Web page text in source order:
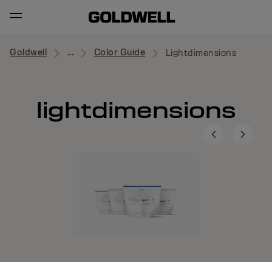
Goldwell ... Color Guide Lightdimensions
lightdimensions